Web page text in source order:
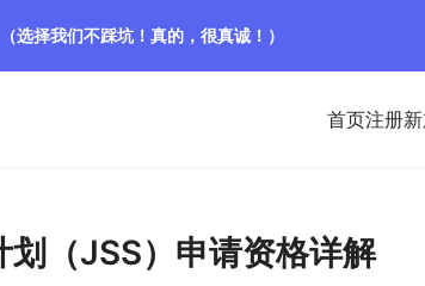
首页注册
划（JSS）申请资格详解
选择我们不踩坑！真的，很真诚！）